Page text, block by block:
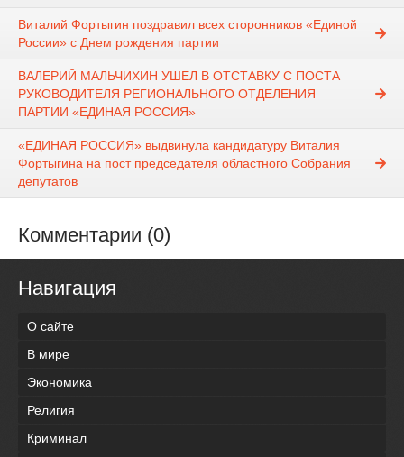
Виталий Фортыгин поздравил всех сторонников «Единой
России» с Днем рождения партии
ВАЛЕРИЙ МАЛЬЧИХИН УШЕЛ В ОТСТАВКУ С ПОСТА
РУКОВОДИТЕЛЯ РЕГИОНАЛЬНОГО ОТДЕЛЕНИЯ
ПАРТИИ «ЕДИНАЯ РОССИЯ»
«ЕДИНАЯ РОССИЯ» выдвинула кандидатуру Виталия
Фортыгина на пост председателя областного Собрания
депутатов
Комментарии (0)
Навигация
О сайте
В мире
Экономика
Религия
Криминал